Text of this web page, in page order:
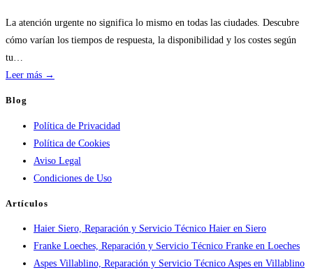
de
calderas:
La atención urgente no significa lo mismo en todas las ciudades. Descubre
cómo varían los tiempos de respuesta, la disponibilidad y los costes según
tu…
Leer más →
por
ciudad:
disponibilidad
real
en
España
Blog
Política de Privacidad
Política de Cookies
Aviso Legal
Condiciones de Uso
Artículos
Haier Siero, Reparación y Servicio Técnico Haier en Siero
Franke Loeches, Reparación y Servicio Técnico Franke en Loeches
Aspes Villablino, Reparación y Servicio Técnico Aspes en Villablino